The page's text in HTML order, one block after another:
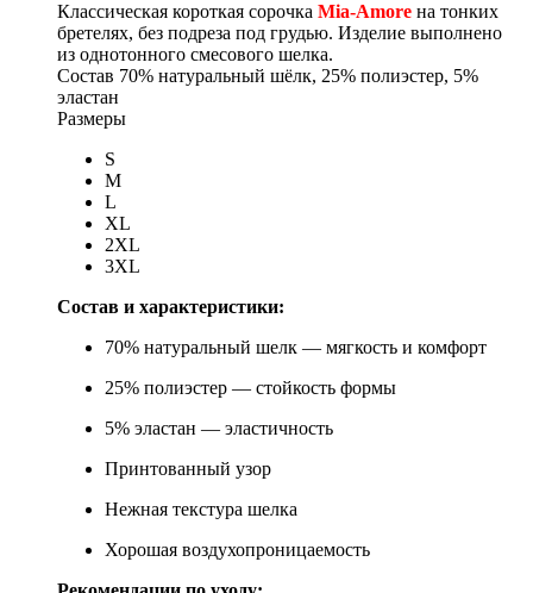
Классическая короткая сорочка Mia-Amore на тонких
бретелях, без подреза под грудью. Изделие выполнено
из однотонного смесового шелка.
Состав 70% натуральный шёлк, 25% полиэстер, 5%
эластан
Размеры
S
M
L
XL
2XL
3XL
Состав и характеристики:
70% натуральный шелк — мягкость и комфорт
25% полиэстер — стойкость формы
5% эластан — эластичность
Принтованный узор
Нежная текстура шелка
Хорошая воздухопроницаемость